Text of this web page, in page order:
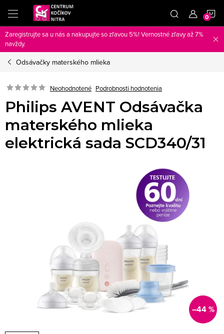
obsah
Zaregistrujte sa u nás a nakupujte so zľavou 5%! Vernostné zľavy až 7%
navždy.
Odsávačky materského mlieka
Neohodnotené Podrobnosti hodnotenia
Philips AVENT Odsávačka
materského mlieka
elektrická sada SCD340/31
–44 %